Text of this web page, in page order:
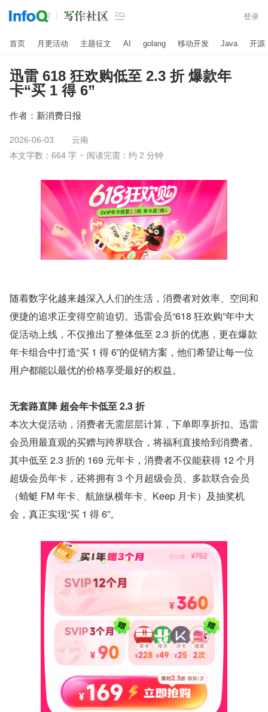
 登录
首页 月更活动 主题征文 AI golang 移动开发 Java 开源
迅雷 618 狂欢购低至 2.3 折 爆款年
卡“买 1 得 6”
作者： 新消费日报
2026-06-03
云南
本文字数：664 字
阅读完需：约 2 分钟
随着数字化越来越深入人们的生活，消费者对效率、空间和
便捷的追求正变得空前迫切。迅雷会员“618 狂欢购”年中大
促活动上线，不仅推出了整体低至 2.3 折的优惠，更在爆款
年卡组合中打造“买 1 得 6”的促销方案，他们希望让每一位
用户都能以最优的价格享受最好的权益。
无套路直降 超会年卡低至 2.3 折
本次大促活动，消费者无需层层计算，下单即享折扣。迅雷
会员用最直观的买赠与跨界联合，将福利直接给到消费者。
其中低至 2.3 折的 169 元年卡，消费者不仅能获得 12 个月
超级会员年卡，还将拥有 3 个月超级会员、多款联合会员
（蜻蜓 FM 年卡、航旅纵横年卡、Keep 月卡）及抽奖机
会，真正实现“买 1 得 6”。